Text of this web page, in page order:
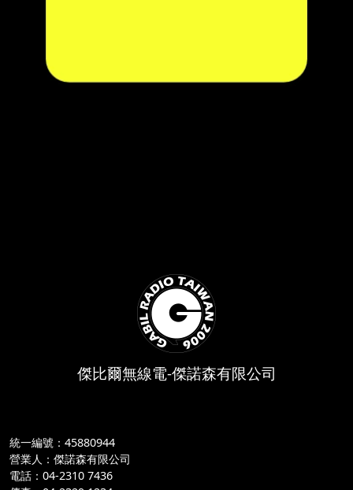
傑比爾無線電-傑諾森有限公司
統一編號：45880944
營業人：傑諾森有限公司
電話：04-2310 7436